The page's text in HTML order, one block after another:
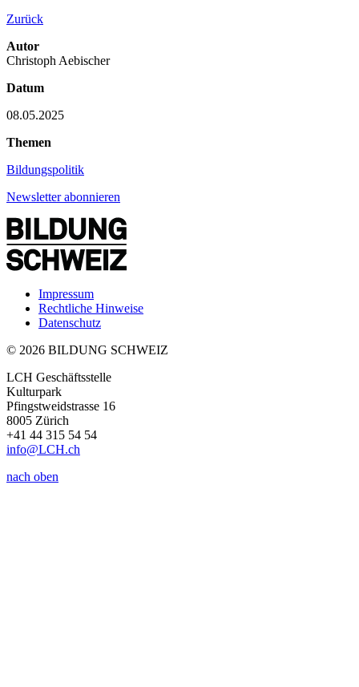
Zurück
Autor
Christoph Aebischer
Datum
08.05.2025
Themen
Bildungspolitik
Newsletter abonnieren
Impressum
Rechtliche Hinweise
Datenschutz
© 2026 BILDUNG SCHWEIZ
LCH Geschäftsstelle
Kulturpark
Pfingstweidstrasse 16
8005 Zürich
+41 44 315 54 54
info@LCH.ch
nach oben